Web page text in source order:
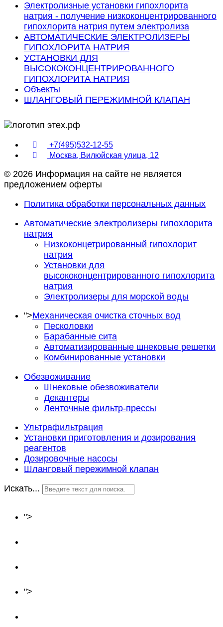
Электролизные установки гипохлорита
натрия - получение низкоконцентрированного
гипохлорита натрия путем электролиза
АВТОМАТИЧЕСКИЕ ЭЛЕКТРОЛИЗЕРЫ
ГИПОХЛОРИТА НАТРИЯ
УСТАНОВКИ ДЛЯ
ВЫСОКОКОНЦЕНТРИРОВАННОГО
ГИПОХЛОРИТА НАТРИЯ
Объекты
ШЛАНГОВЫЙ ПЕРЕЖИМНОЙ КЛАПАН
+7(495)532-12-55
Москва, Вилюйская улица, 12
© 2026 Информация на сайте не является
предложением оферты
Политика обработки персональных данных
Автоматические электролизеры гипохлорита
натрия
Низкоконцетрированный гипохлорит
натрия
Установки для
высококонцентрированного гипохлорита
натрия
Электролизеры для морской воды
">Механическая очистка сточных вод
Песколовки
Барабанные сита
Автоматизированные шнековые решетки
Комбинированные установки
Обезвоживание
Шнековые обезвоживатели
Декантеры
Ленточные фильтр-прессы
Ультрафильтрация
Установки приготовления и дозирования
реагентов
Дозировочные насосы
Шланговый пережимной клапан
Искать...
">
">